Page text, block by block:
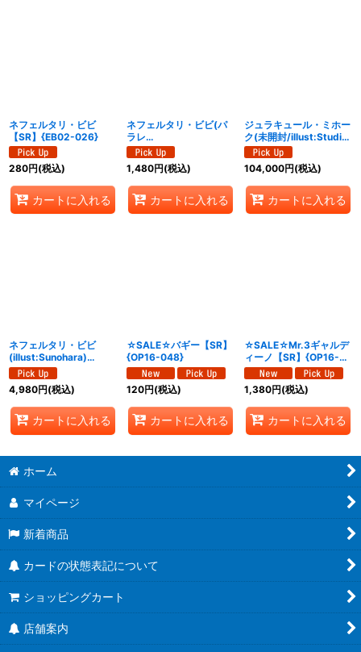
ネフェルタリ・ビビ
【SR】{EB02-026}
280円(税込)
カートに入れる
ネフェルタリ・ビビ(パ
ラレ
ル/illust:Shinnosuke
Tanaka)【SR/P】
{EB02-026}
1,480円(税込)
カートに入れる
ジュラキュール・ミホー
ク(未開封/illust:Studio
Vigor Co.Ltd)【SR】
{OP01-070}
104,000円(税込)
カートに入れる
ネフェルタリ・ビビ
(illust:Sunohara)
【SR】{EB02-026}
4,980円(税込)
カートに入れる
☆SALE☆バギー【SR】
{OP16-048}
120円(税込)
カートに入れる
☆SALE☆Mr.3ギャルデ
ィーノ【SR】{OP16-
056}
1,380円(税込)
カートに入れる
ホーム
マイページ
新着商品
カードの状態表記について
ショッピングカート
店舗案内